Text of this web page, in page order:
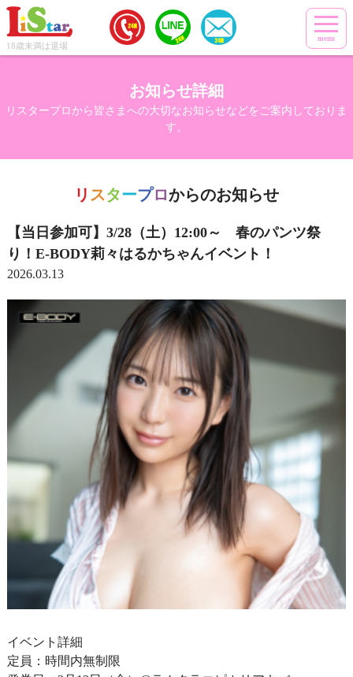
18歳未満は退場
menu
お知らせ詳細
リスタープロから皆さまへの大切なお知らせなどをご案内しておりま
す。
リ スタープロからのお知らせ
【当日参加可】3/28（土）12:00～ 春のパンツ祭
り！E-BODY莉々はるかちゃんイベント！
2026.03.13
イベント詳細
定員：時間内無制限